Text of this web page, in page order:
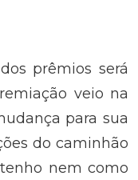
prêmios será
veio na
para sua
do caminhão
nem como